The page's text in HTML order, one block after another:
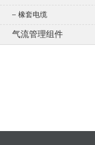
橡套电缆
气流管理组件